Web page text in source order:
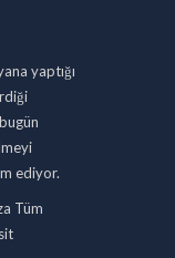
yaptığı
ediyor.
Tüm